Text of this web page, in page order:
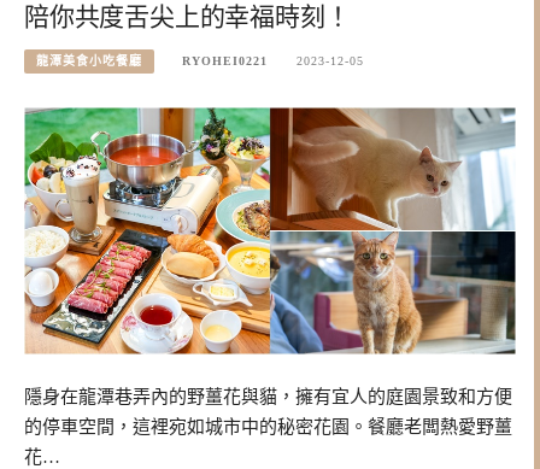
陪你共度舌尖上的幸福時刻！
龍潭美食小吃餐廳 RYOHEI0221 2023-12-05
隱身在龍潭巷弄內的野薑花與貓，擁有宜人的庭園景致和方便
的停車空間，這裡宛如城市中的秘密花園。餐廳老闆熱愛野薑
花…